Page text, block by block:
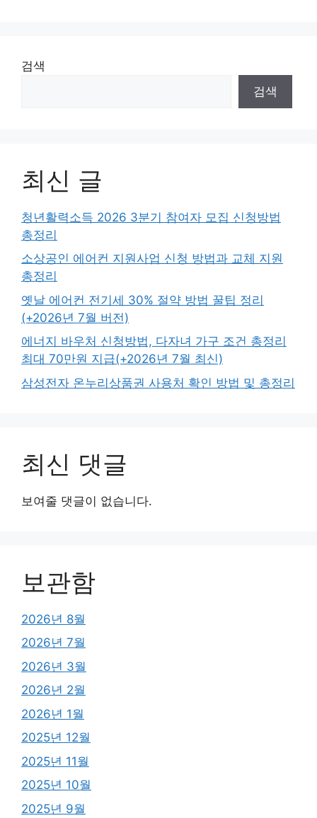
검색
검색
최신 글
청년활력소득 2026 3분기 참여자 모집 신청방법
총정리
소상공인 에어컨 지원사업 신청 방법과 교체 지원
총정리
옛날 에어컨 전기세 30% 절약 방법 꿀팁 정리
(+2026년 7월 버전)
에너지 바우처 신청방법, 다자녀 가구 조건 총정리
최대 70만원 지급(+2026년 7월 최신)
삼성전자 온누리상품권 사용처 확인 방법 및 총정리
최신 댓글
보여줄 댓글이 없습니다.
보관함
2026년 8월
2026년 7월
2026년 3월
2026년 2월
2026년 1월
2025년 12월
2025년 11월
2025년 10월
2025년 9월